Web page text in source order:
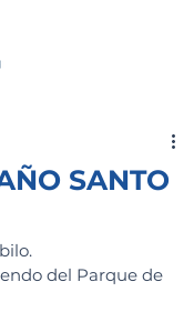
SANTO
del Parque de